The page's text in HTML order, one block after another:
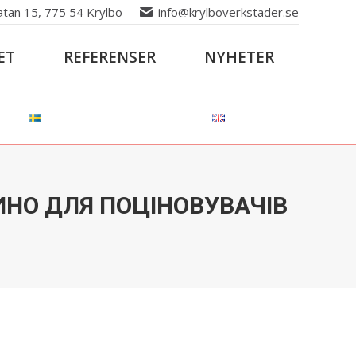
15, 775 54 Krylbo info@krylboverkstader.se
REFERENSER NYHETER
ДЛЯ ПОЦІНОВУВАЧІВ